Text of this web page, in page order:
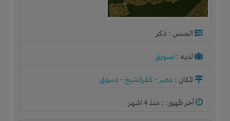
الجنس : ذكر
لديـه : تسويق
المكان : مصر- كفرالشيخ- دسوق
آخر ظهور: : منذ 4 اشهر